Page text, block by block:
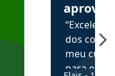
aprova
dos
meu
para